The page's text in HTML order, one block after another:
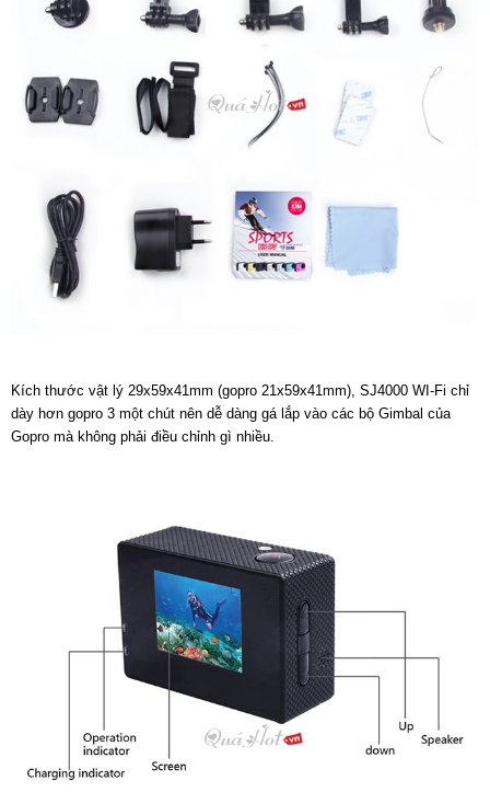
Kích thước vật lý 29x59x41mm (gopro 21x59x41mm), SJ4000 WI-Fi chỉ
dày hơn gopro 3 một chút nên dễ dàng gá lắp vào các bộ Gimbal của
Gopro mà không phải điều chỉnh gì nhiều.